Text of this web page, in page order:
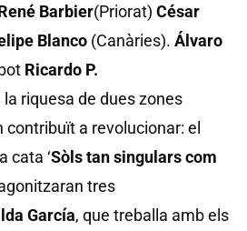
Barbier(Priorat) César
Blanco (Canàries). Álvaro
Ricardo P.
riquesa de dues zones
a revolucionar: el
cata ‘Sòls tan singulars com
tres
García, que treballa amb els